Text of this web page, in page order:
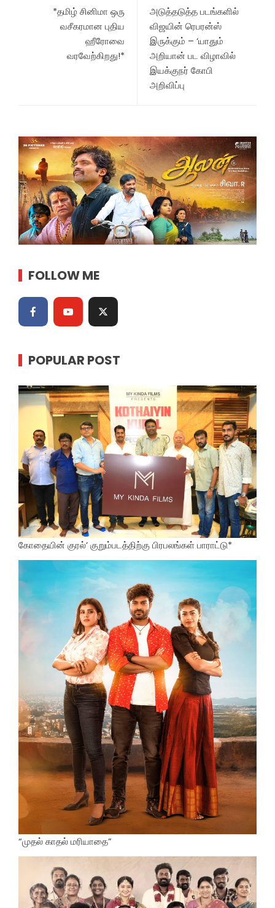
*தமிழ் சினிமா ஒரு
வசீகரமான புதிய
ஹீரோவை
வரவேற்கிறது!*
அடுத்தடுத்த படங்களில்
விஜயின் ரெபரன்ஸ்
இருக்கும் – ‘யாதும்
அறியான் பட விழாவில்
இயக்குநர் கோபி
அறிவிப்பு
FOLLOW ME
POPULAR POST
கோதையின் குரல்’ குறும்படத்திற்கு பிரபலங்கள் பாராட்டு*
“முதல் காதல் மரியாதை”